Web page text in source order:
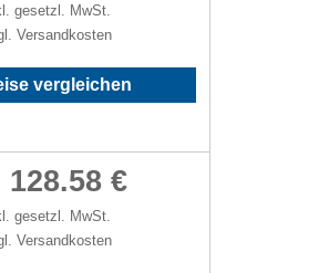
gesetzl. MwSt.
Versandkosten
vergleichen
128.58 €
gesetzl. MwSt.
Versandkosten